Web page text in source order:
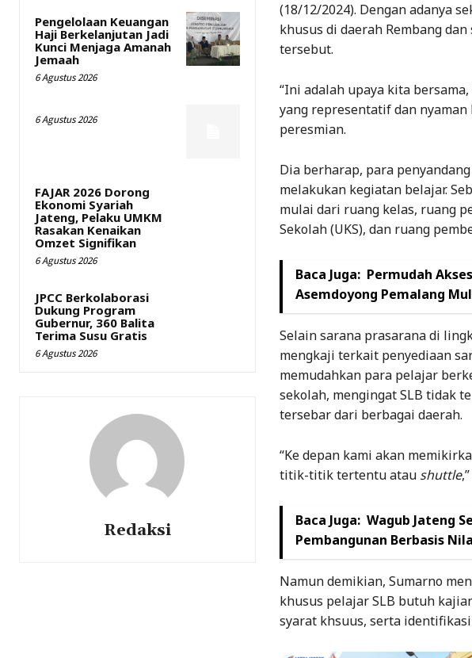
Pengelolaan Keuangan
Haji Berkelanjutan Jadi
Kunci Menjaga Amanah
Jemaah
6 Agustus 2026
6 Agustus 2026
FAJAR 2026 Dorong
Ekonomi Syariah
Jateng, Pelaku UMKM
Rasakan Kenaikan
Omzet Signifikan
6 Agustus 2026
JPCC Berkolaborasi
Dukung Program
Gubernur, 360 Balita
Terima Susu Gratis
6 Agustus 2026
Redaksi
(18/12/2024). Dengan adanya
khusus di daerah Rembang
tersebut.
“Ini adalah upaya kita
yang representatif dan nyaman
peresmian.
Dia berharap, para
melakukan kegiatan belajar.
mulai dari ruang kelas, ruang
Sekolah (UKS), dan ruang
Baca Juga: Permudah
Asemdoyong Pemalang
Selain sarana prasarana di
mengkaji terkait penyediaan
memudahkan para pelajar
sekolah, mengingat SLB tidak
tersebar dari berbagai daerah.
“Ke depan kami akan
titik-titik tertentu atau shuttle
Baca Juga: Wagub Jateng
Pembangunan Berbasis
Namun demikian, Sumarno
khusus pelajar SLB butuh
syarat khsuus, serta